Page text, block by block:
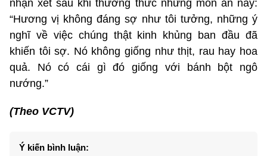
nhận xét sau khi thưởng thức những món ăn này:
“Hương vị không đáng sợ như tôi tưởng, những ý
nghĩ về việc chúng thật kinh khủng ban đầu đã
khiến tôi sợ. Nó không giống như thịt, rau hay hoa
quả. Nó có cái gì đó giống với bánh bột ngô
nướng.”
(Theo VCTV)
Ý kiến bình luận: